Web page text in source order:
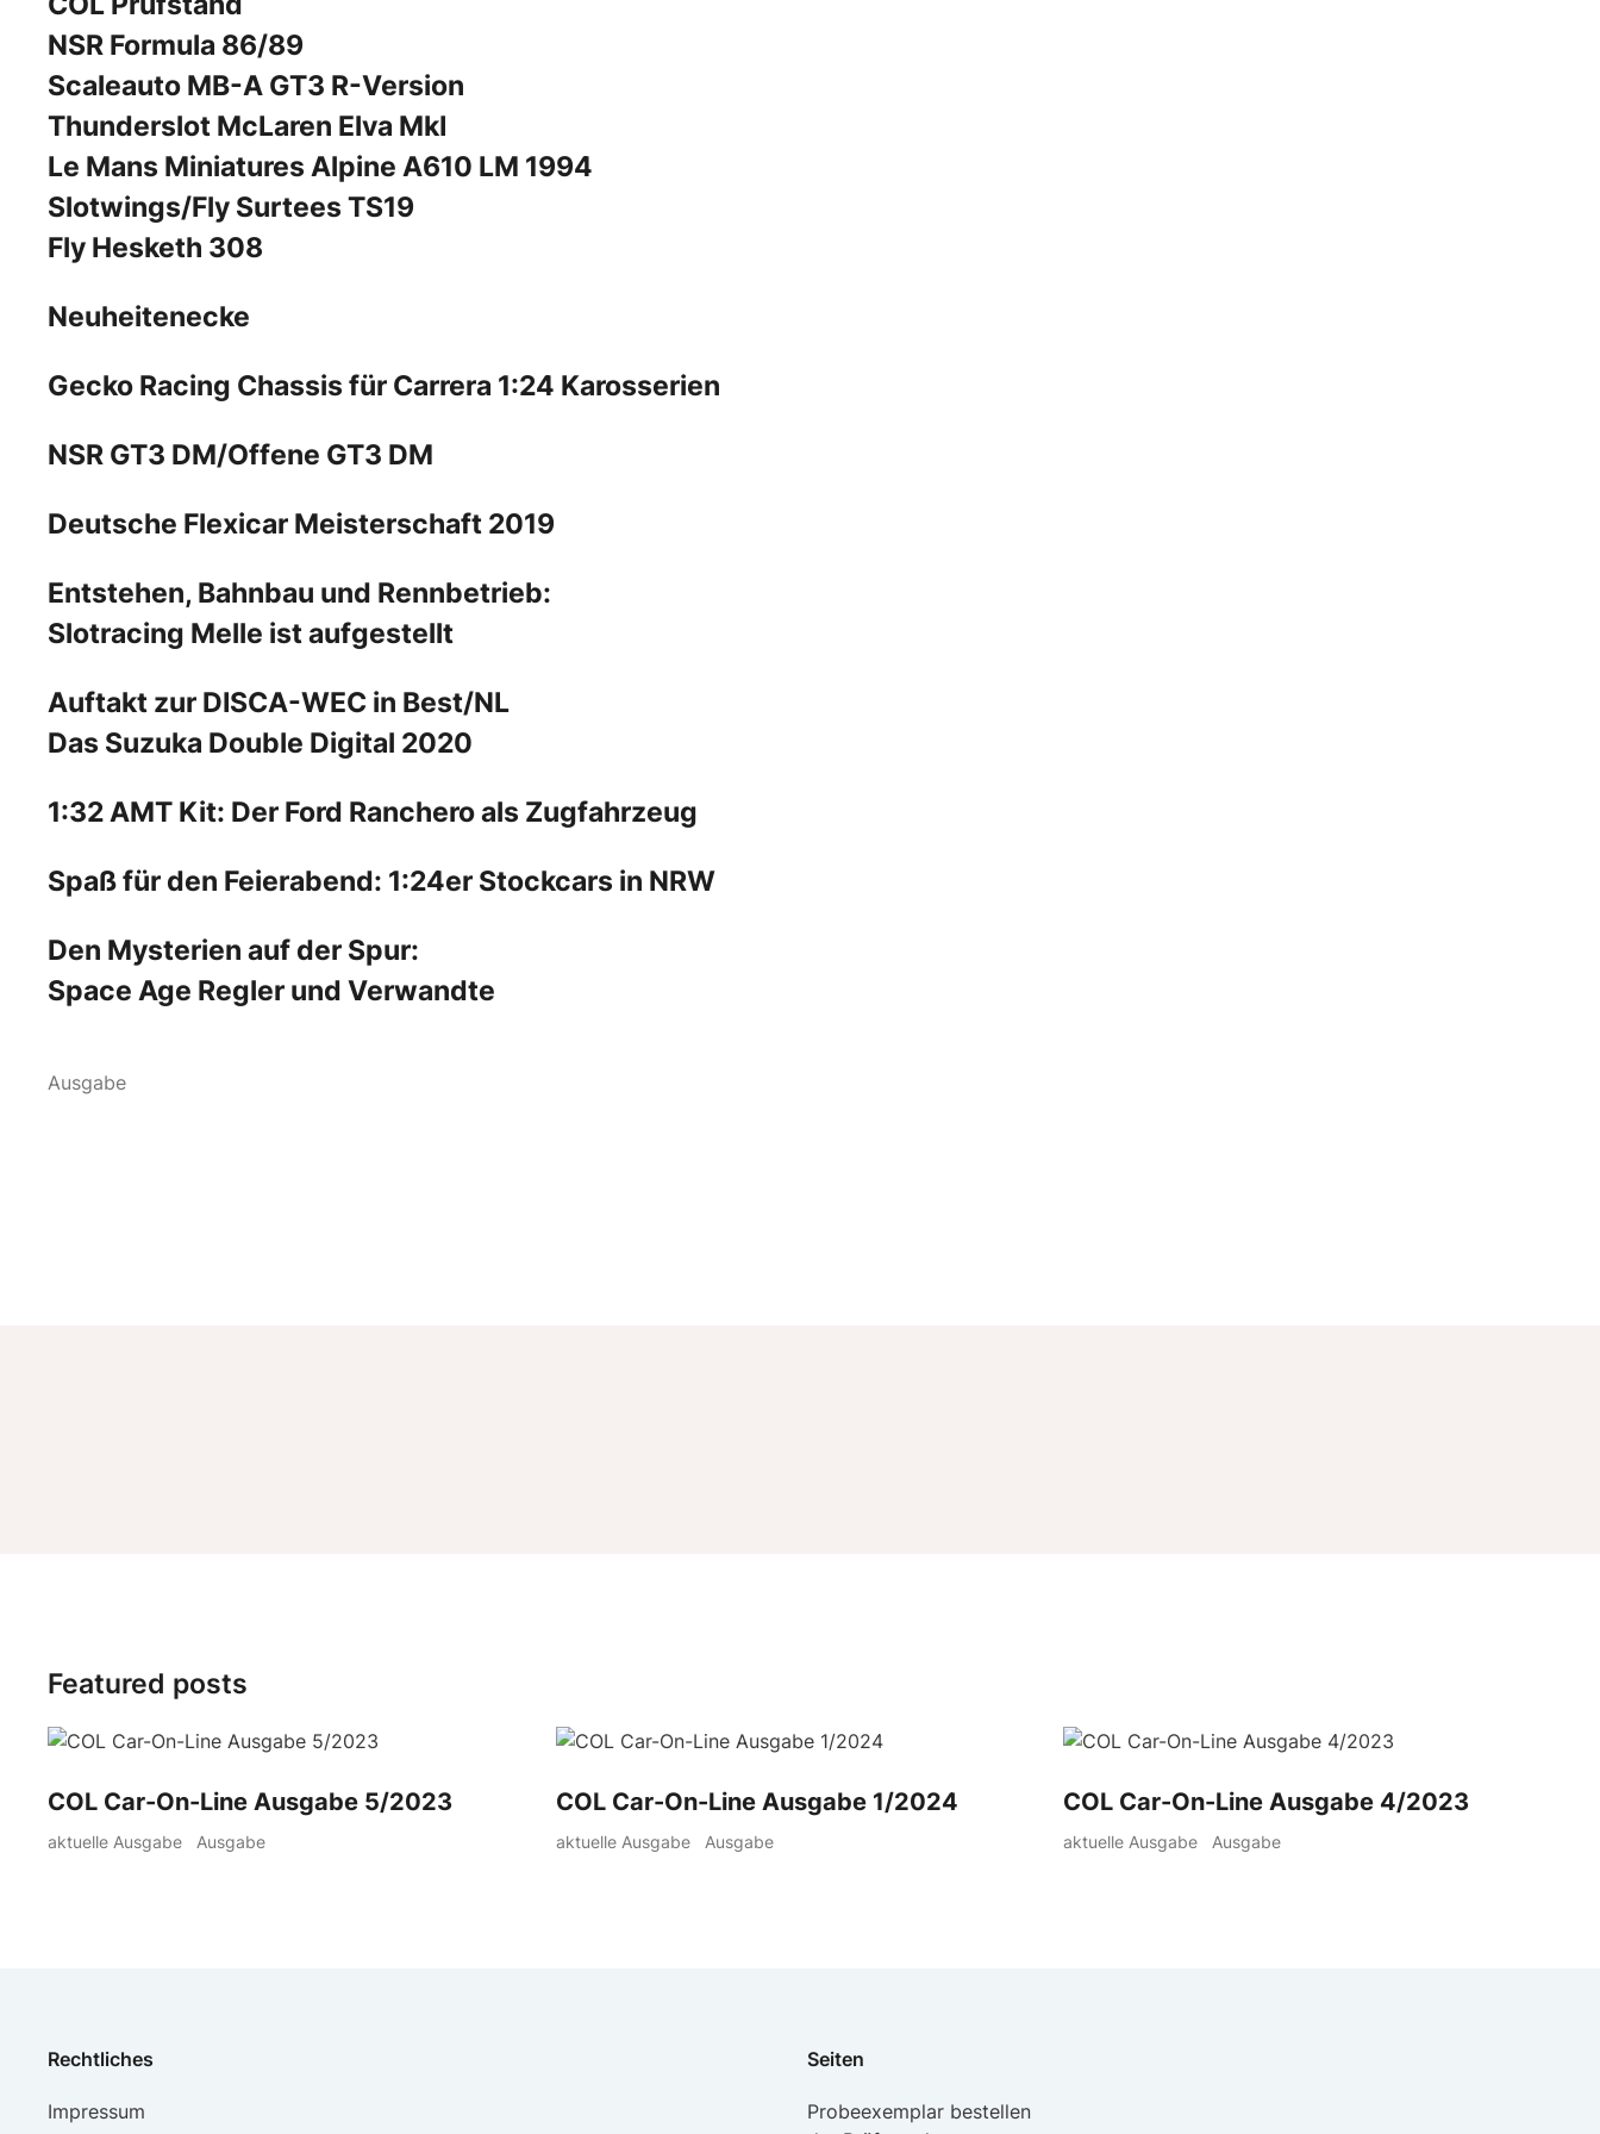
NSR Formula 86/89
Scaleauto MB-A GT3 R-Version
Thunderslot McLaren Elva MkI
Le Mans Miniatures Alpine A610 LM 1994
Slotwings/Fly Surtees TS19
Fly Hesketh 308
Neuheitenecke
Gecko Racing Chassis für Carrera 1:24 Karosserien
NSR GT3 DM/Offene GT3 DM
Deutsche Flexicar Meisterschaft 2019
Entstehen, Bahnbau und Rennbetrieb:
Slotracing Melle ist aufgestellt
Auftakt zur DISCA-WEC in Best/NL
Das Suzuka Double Digital 2020
1:32 AMT Kit: Der Ford Ranchero als Zugfahrzeug
Spaß für den Feierabend: 1:24er Stockcars in NRW
Den Mysterien auf der Spur:
Space Age Regler und Verwandte
Featured posts
COL Car-On-Line Ausgabe 5/2023
aktuelle Ausgabe Ausgabe
COL Car-On-Line Ausgabe 1/2024
aktuelle Ausgabe Ausgabe
COL Car-On-Line Ausgabe 4/2023
aktuelle Ausgabe Ausgabe
Rechtliches
Impressum
Seiten
Probeexemplar bestellen